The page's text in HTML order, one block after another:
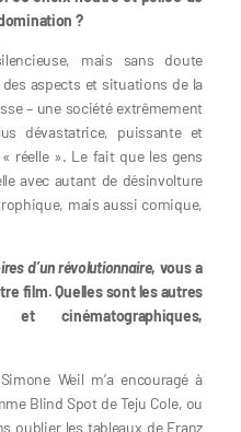
?
mais sans doute
aspects et situations de la
– une société extrêmement
dévastatrice, puissante et
réelle ». Le fait que les gens
avec autant de désinvolture
mais aussi comique,
d’un révolutionnaire, vous a
film. Quelles sont les autres
et cinématographiques,
Weil m’a encouragé à
Blind Spot de Teju Cole, ou
oublier les tableaux de Franz